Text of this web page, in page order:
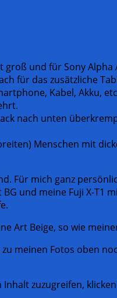
und für Sony
für das zusätzliche
Kabel, Akku,
nach unten
Menschen mit
Für mich ganz
und meine Fuji X-T1
Art Beige, so wie
meinen Fotos oben
zuzugreifen,